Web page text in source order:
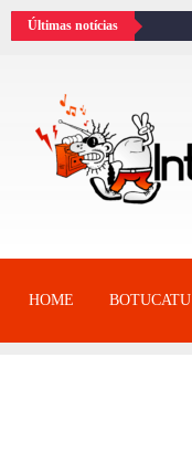
Últimas notícias
HOME BOTUCATU